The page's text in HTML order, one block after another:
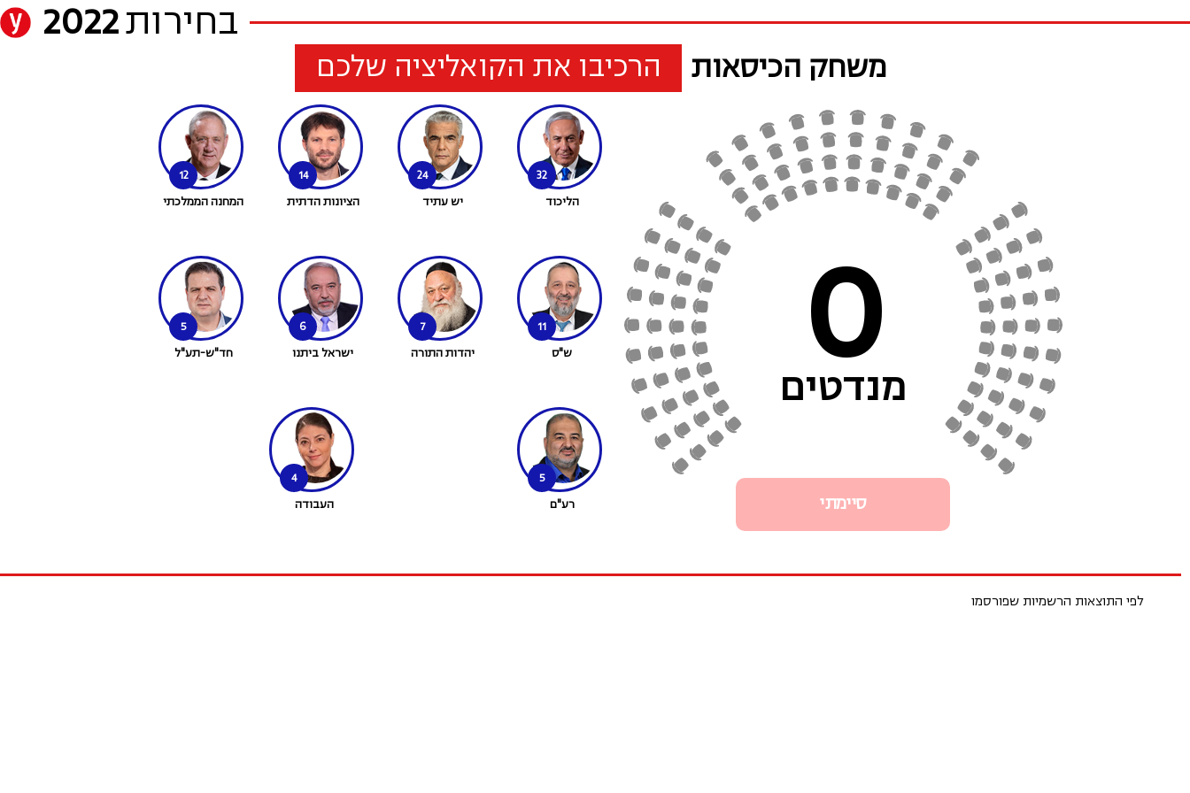
בחירות2022
משחק הכיסאות הרכיבו את הקואליציה שלכם
0
מנדטים
סיימתי
32
הליכוד
24
יש עתיד
14
הציונות הדתית
12
המחנה הממלכתי
11
ש"ס
7
יהדות התורה
6
ישראל ביתנו
5
חד"ש-תע"ל
5
רע"ם
4
העבודה
לפי התוצאות הרשמיות שפורסמו